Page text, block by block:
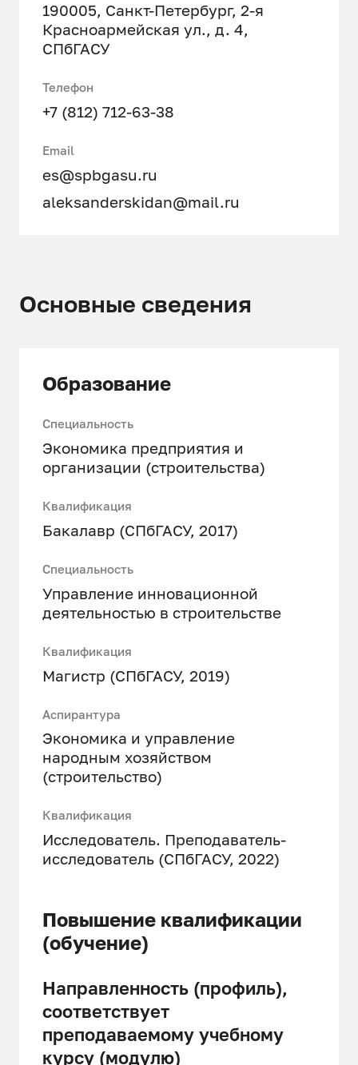
190005, Санкт-Петербург, 2-я
Красноармейская ул., д. 4,
СПбГАСУ
Телефон
+7 (812) 712-63-38
Email
es@spbgasu.ru
aleksanderskidan@mail.ru
Основные сведения
Образование
Специальность
Экономика предприятия и
организации (строительства)
Квалификация
Бакалавр (СПбГАСУ, 2017)
Специальность
Управление инновационной
деятельностью в строительстве
Квалификация
Магистр (СПбГАСУ, 2019)
Аспирантура
Экономика и управление
народным хозяйством
(строительство)
Квалификация
Исследователь. Преподаватель-
исследователь (СПбГАСУ, 2022)
Повышение квалификации
(обучение)
Направленность (профиль),
соответствует
преподаваемому учебному
курсу (модулю)